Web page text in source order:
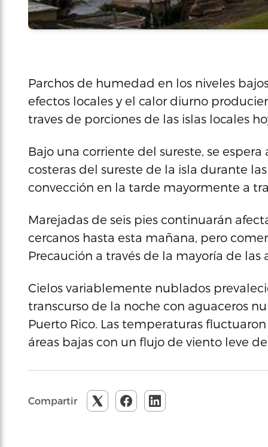
Parchos de humedad en los niveles
efectos locales y el calor diurno
traves de porciones de las islas locales
Bajo una corriente del sureste, se
costeras del sureste de la isla durante
convección en la tarde mayormente a
Marejadas de seis pies continuarán
cercanos hasta esta mañana, pero
Precaución a través de la mayoría de las
Cielos variablemente nublados
transcurso de la noche con aguaceros
Puerto Rico. Las temperaturas
áreas bajas con un flujo de viento leve
Compartir